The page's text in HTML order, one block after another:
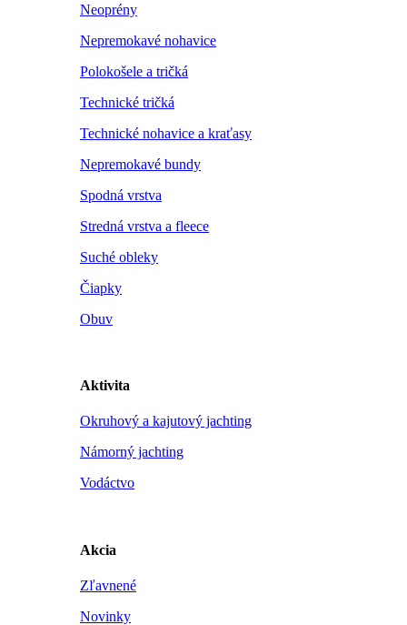
Neoprény
Nepremokavé nohavice
Polokošele a tričká
Technické tričká
Technické nohavice a kraťasy
Nepremokavé bundy
Spodná vrstva
Stredná vrstva a fleece
Suché obleky
Čiapky
Obuv
Aktivita
Okruhový a kajutový jachting
Námorný jachting
Vodáctvo
Akcia
Zľavnené
Novinky